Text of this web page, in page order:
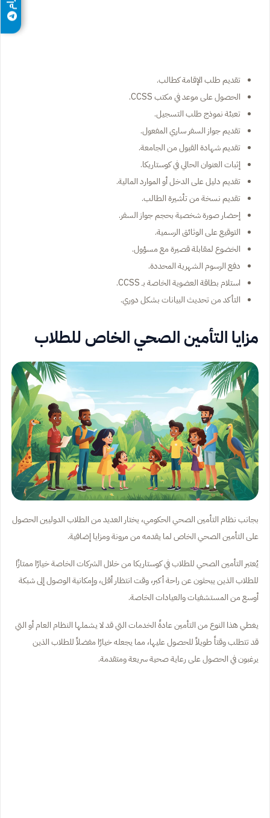
تقديم طلب الإقامة كطالب.
الحصول على موعد في مكتب CCSS.
تعبئة نموذج طلب التسجيل.
تقديم جواز السفر ساري المفعول.
تقديم شهادة القبول من الجامعة.
إثبات العنوان الحالي في كوستاريكا.
تقديم دليل على الدخل أو الموارد المالية.
تقديم نسخة من تأشيرة الطالب.
إحضار صورة شخصية بحجم جواز السفر.
التوقيع على الوثائق الرسمية.
الخضوع لمقابلة قصيرة مع مسؤول.
دفع الرسوم الشهرية المحددة.
استلام بطاقة العضوية الخاصة بـ CCSS.
التأكد من تحديث البيانات بشكل دوري.
مزايا التأمين الصحي الخاص للطلاب
بجانب نظام التأمين الصحي الحكومي، يختار العديد من الطلاب الدوليين الحصول
على التأمين الصحي الخاص لما يقدمه من مرونة ومزايا إضافية.
يُعتبر التأمين الصحي للطلاب في كوستاريكا من خلال الشركات الخاصة خيارًا ممتازًا
للطلاب الذين يبحثون عن راحة أكبر، وقت انتظار أقل، وإمكانية الوصول إلى شبكة
أوسع من المستشفيات والعيادات الخاصة.
يغطي هذا النوع من التأمين عادةً الخدمات التي قد لا يشملها النظام العام أو التي
قد تتطلب وقتاً طويلاً للحصول عليها، مما يجعله خيارًا مفضلاً للطلاب الذين
يرغبون في الحصول على رعاية صحية سريعة ومتقدمة.